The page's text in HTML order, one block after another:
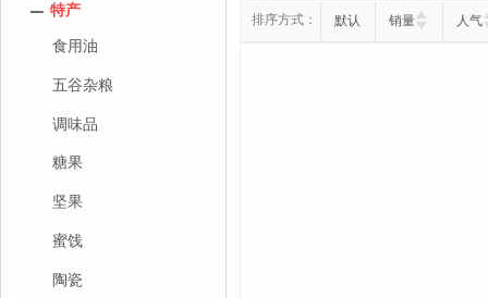
特产
食用油
五谷杂粮
调味品
糖果
坚果
蜜饯
陶瓷
排序方式： 默认 销量 人气